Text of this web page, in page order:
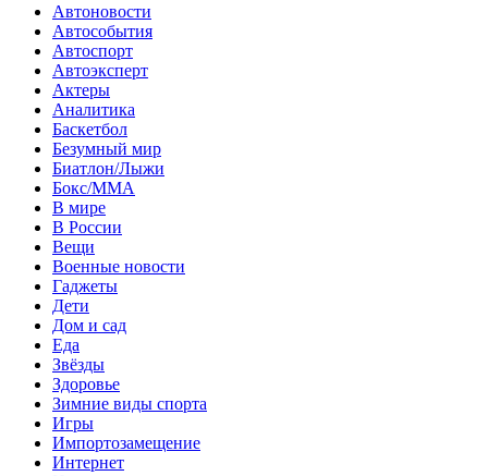
Автоновости
Автособытия
Автоспорт
Автоэксперт
Актеры
Аналитика
Баскетбол
Безумный мир
Биатлон/Лыжи
Бокс/MMA
В мире
В России
Вещи
Военные новости
Гаджеты
Дети
Дом и сад
Еда
Звёзды
Здоровье
Зимние виды спорта
Игры
Импортозамещение
Интернет